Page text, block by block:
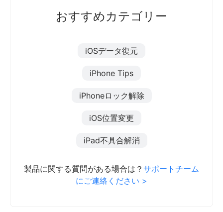
おすすめカテゴリー
iOSデータ復元
iPhone Tips
iPhoneロック解除
iOS位置変更
iPad不具合解消
製品に関する質問がある場合は？ サポートチーム
にご連絡ください >